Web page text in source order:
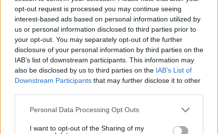
opt-out request is processed you may continue seeing
interest-based ads based on personal information utilized by
us or personal information disclosed to third parties prior to
your opt-out. You may separately opt-out of the further
disclosure of your personal information by third parties on the
IAB’s list of downstream participants. This information may
also be disclosed by us to third parties on the IAB’s List of
Downstream Participants that may further disclose it to other
Please note that this website/app uses one or more Google
not limited to your visit or usage behaviour. You may click to
Personal Data Processing Opt Outs
I want to opt-out of the Sharing of my
08.08.2026, 15:02 4
«Δεν είναι η Τζορτζίνα»: Απίστευτο
σκηνικό στη Μαδέιρα, χιλιάδες έξω
από εκκλησία περίμεναν τον γάμο του
Ρονάλντο και είδαν άλλο ζευγάρι, η
αντίδραση του Πορτογάλου σταρ
08.08.2026, 21:05 11